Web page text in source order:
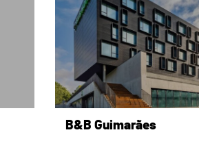
B&B Guimarães